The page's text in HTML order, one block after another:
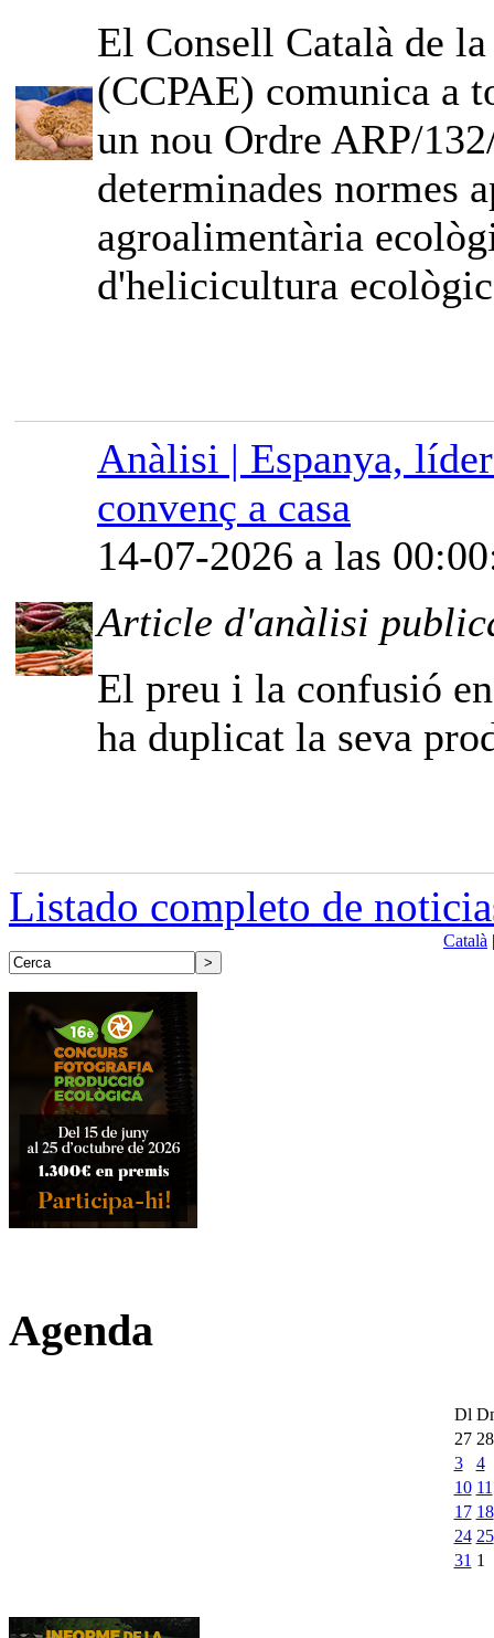
El Consell Català de
(CCPAE) comunica a
un nou Ordre ARP/
determinades normes
agroalimentària
d'helicicultura
Anàlisi | Espanya,
convenç a casa
14-07-2026 a las
Article d'anàlisi
El preu i la confusió
ha duplicat la seva
Listado completo de
Català
Agenda
Dl
27 28
3
4
10 11
17 18
24 25
31 1